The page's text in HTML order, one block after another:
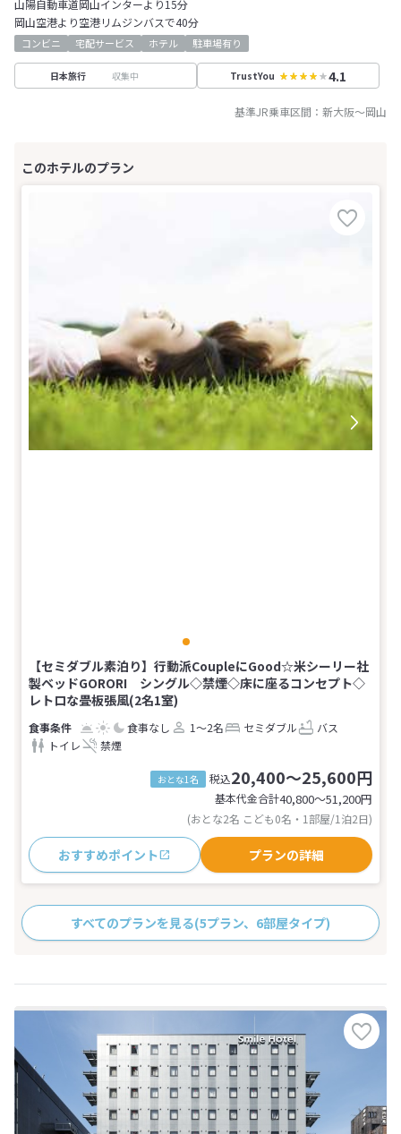
山陽自動車道岡山インターより15分
岡山空港より空港リムジンバスで40分
コンビニ 宅配サービス ホテル 駐車場有り
日本旅行 収集中 TrustYou 4.1
基準JR乗車区間： 新大阪～岡山
【セミダブル素泊り】行動派CoupleにGood☆米シーリー社
製ベッドGORORI シングル◇禁煙◇床に座るコンセプト◇
レトロな畳板張風(2名1室)
食事なし 1～2名 セミダブル
バス
トイレ
禁煙
おとな1名 税込20,400～25,600円
基本代金合計40,800〜51,200円
(おとな2名 こども0名・1部屋/1泊2日)
おすすめポイント プランの詳細
すべてのプランを見る(5プラン、6部屋タイプ)